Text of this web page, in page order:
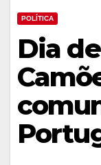
POLÍTICA
Dia